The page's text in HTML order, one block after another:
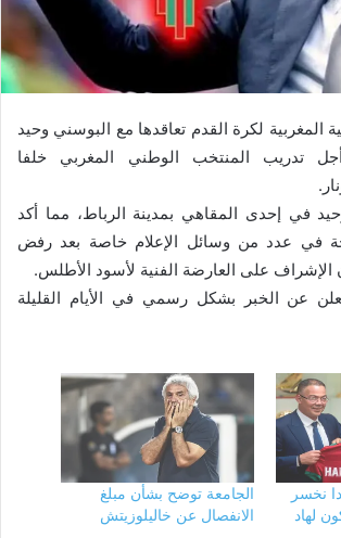
المغربية لكرة القدم تعاقدها مع البوسني وحيد
تدريب المنتخب الوطني المغربي خلفا
في إحدى المقاهي بمدينة الرباط، مما أكد
في عدد من وسائل الإعلام خاصة بعد رفض
الإشراف على العارضة الفنية لأسود الأطلس.
عن الخبر بشكل رسمي في الأيام القليلة
نخسر
لهاد
الجامعة توضح بشأن مبلغ
الانفصال عن خاليلوزيتش